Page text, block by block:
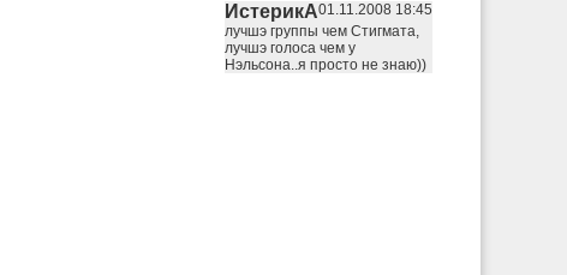
ИстерикА01.11.2008 18:45
лучшэ группы чем Стигмата,
лучшэ голоса чем у
Нэльсона..я просто не знаю))